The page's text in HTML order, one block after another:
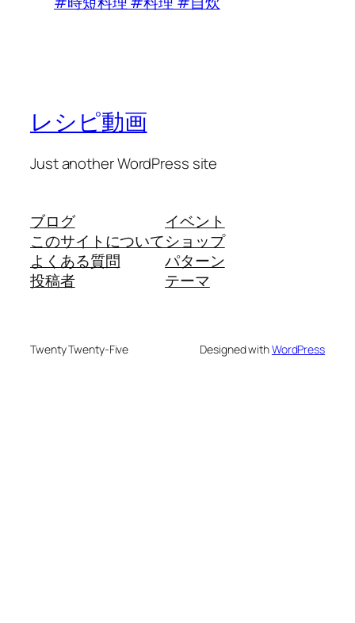
レシピ動画
Just another WordPress site
ブログ
このサイトについて
よくある質問
投稿者
イベント
ショップ
パターン
テーマ
Twenty Twenty-Five Designed withWordPress